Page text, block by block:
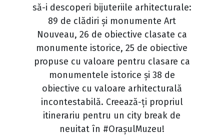
să-i descoperi bijuteriile arhitecturale:
89 de clădiri și monumente Art
Nouveau, 26 de obiective clasate ca
monumente istorice, 25 de obiective
propuse cu valoare pentru clasare ca
monumentele istorice și 38 de
obiective cu valoare arhitecturală
incontestabilă. Creează-ți propriul
itinerariu pentru un city break de
neuitat în #OrașulMuzeu!